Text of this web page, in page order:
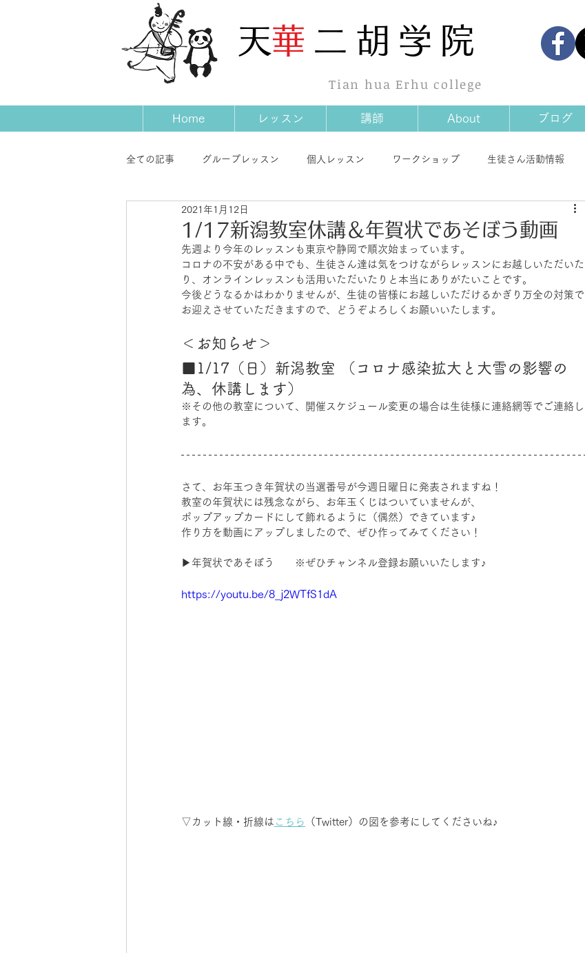
​天華 二胡学院
Tian hua Erhu college
Home レッスン 講師 About ブログ
全ての記事 グループレッスン 個人レッスン ワークショップ 生徒さん活動情報
発表会 コンサート
1/17新潟教室休講＆年賀状であそぼう動画
2021年1月12日
先週より今年のレッスンも東京や静岡で順次始まっています。
コロナの不安がある中でも、生徒さん達は気をつけながらレッスンにお越しいただいた
り、オンラインレッスンも活用いただいたりと本当にありがたいことです。
今後どうなるかはわかりませんが、生徒の皆様にお越しいただけるかぎり万全の対策で
お迎えさせていただきますので、どうぞよろしくお願いいたします。
＜お知らせ＞
■1/17（日）新潟教室 （コロナ感染拡大と大雪の影響の
為、休講します）
※その他の教室について、開催スケジュール変更の場合は生徒様に連絡網等でご連絡し
ます。
さて、お年玉つき年賀状の当選番号が今週日曜日に発表されますね！
教室の年賀状には残念ながら、お年玉くじはついていませんが、
ポップアップカードにして飾れるように（偶然）できています♪
作り方を動画にアップしましたので、ぜひ作ってみてください！
▶︎年賀状であそぼう　　※ぜひチャンネル登録お願いいたします♪
https://youtu.be/8_j2WTfS1dA
▽カット線・折線は こちら （Twitter）の図を参考にしてくださいね♪